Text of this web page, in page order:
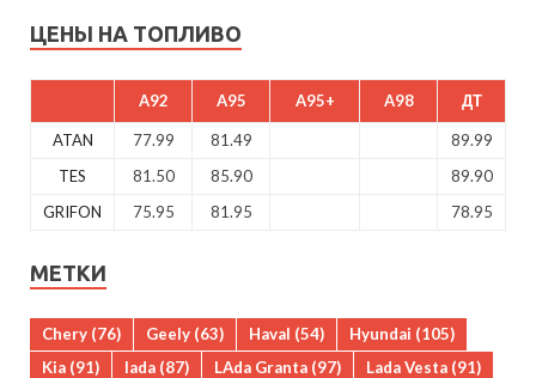
ЦЕНЫ НА ТОПЛИВО
A92 A95 A95+ A98 ДТ
ATAN 77.99 81.49
89.99
TES
81.50 85.90
89.90
GRIFON
75.95 81.95 78.95
МЕТКИ
Chery (76) Geely (63) Haval (54) Hyundai (105)
Kia (91) lada (87) LAda Granta (97) Lada Vesta (91)